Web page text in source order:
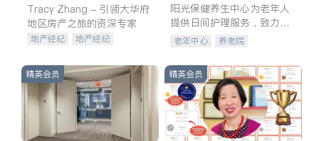
Tracy Zhang - 引领大华府
地区房产之旅的资深专家
地产经纪
地产经纪
商铺租售
开发商建商
阳光保健养生中心为老年人
提供日间护理服务，致力于
通过持续的护理创新来有效
老年中心 养老院
精英会员 精英会员